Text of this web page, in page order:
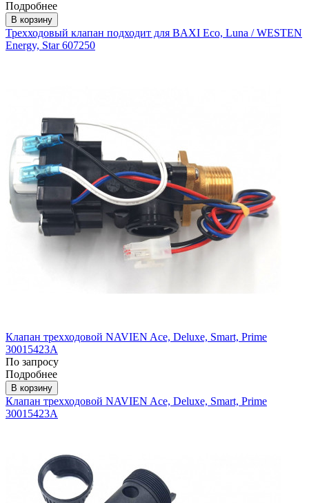
Подробнее
В корзину
Трехходовый клапан подходит для BAXI Eco, Luna / WESTEN
Energy, Star 607250
Клапан трехходовой NAVIEN Ace, Deluxe, Smart, Prime
30015423А
По запросу
Подробнее
В корзину
Клапан трехходовой NAVIEN Ace, Deluxe, Smart, Prime
30015423А